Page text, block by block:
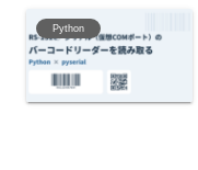
Python